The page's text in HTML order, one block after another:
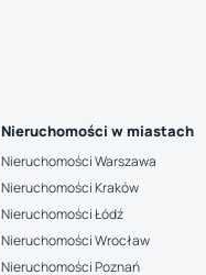
Nieruchomości w miastach
Nieruchomości Warszawa
Nieruchomości Kraków
Nieruchomości Łódź
Nieruchomości Wrocław
Nieruchomości Poznań